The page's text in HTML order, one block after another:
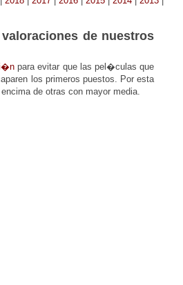
de nuestros
para evitar que las pel�culas que
los primeros puestos. Por esta
de otras con mayor media.